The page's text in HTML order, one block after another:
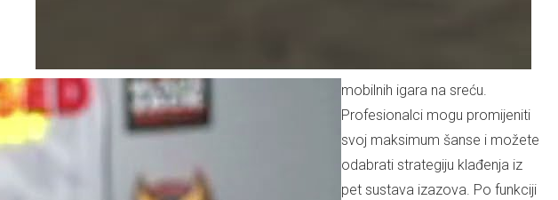
mobilnih igara na sreću.
Profesionalci mogu promijeniti
svoj maksimum šanse i možete
odabrati strategiju klađenja iz
pet sustava izazova. Po funkciji